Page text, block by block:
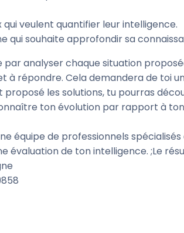
qui veulent quantifier leur intelligence.
qui souhaite approfondir sa
analyser chaque situation
à répondre. Cela demandera de toi
les solutions, tu pourras
ton évolution par rapport à
équipe de professionnels spécialisés
évaluation de ton intelligence. ;Le